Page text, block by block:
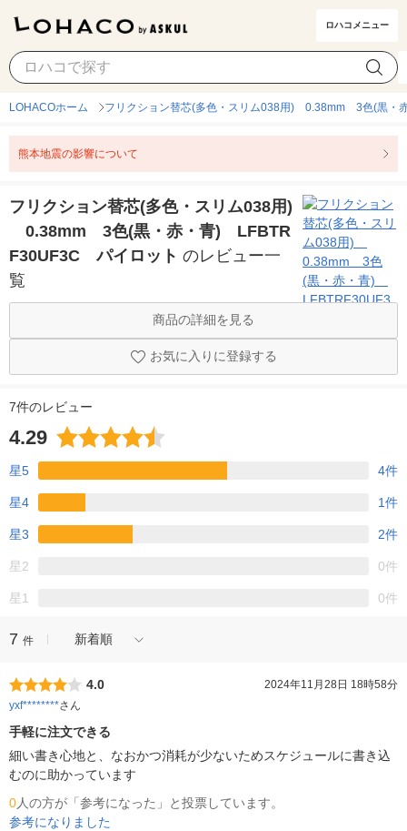
ロハコメニュー
LOHACOホーム フリクション替芯(多色・スリム038用) 0.38mm 3色(黒
熊本地震の影響について
フリクション替芯(多色・スリム038用)
0.38mm 3色(黒・赤・青) LFBTR
F30UF3C パイロット のレビュー一
覧
商品の詳細を見る
お気に入りに登録する
7件のレビュー
4.29
星5 4件
星4 1件
星3 2件
星2 0件
星1 0件
7 件 新着順
4.0
2024年11月28日 18時58分
yxf********さん
手軽に注文できる
細い書き心地と、なおかつ消耗が少ないためスケジュールに書き込
むのに助かっています
0人の方が「参考になった」と投票しています。
参考になりました